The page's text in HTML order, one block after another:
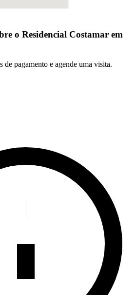
o Residencial Costamar em
de pagamento e agende uma visita.